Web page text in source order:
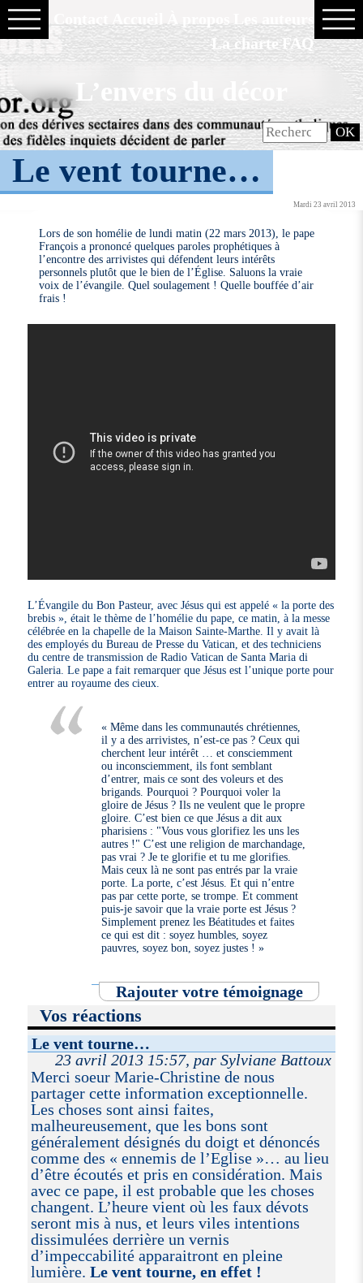
La charte FAQ
L’envers du décor
Le vent tourne…
Mardi 23 avril 2013
Lors de son homélie de lundi matin (22 mars 2013), le pape
François a prononcé quelques paroles prophétiques à
l’encontre des arrivistes qui défendent leurs intérêts
personnels plutôt que le bien de l’Église. Saluons la vraie
voix de l’évangile. Quel soulagement ! Quelle bouffée d’air
frais !
L’Évangile du Bon Pasteur, avec Jésus qui est appelé « la porte des
brebis », était le thème de l’homélie du pape, ce matin, à la messe
célébrée en la chapelle de la Maison Sainte-Marthe. Il y avait là
des employés du Bureau de Presse du Vatican, et des techniciens
du centre de transmission de Radio Vatican de Santa Maria di
Galeria. Le pape a fait remarquer que Jésus est l’unique porte pour
entrer au royaume des cieux.
« Même dans les communautés chrétiennes,
il y a des arrivistes, n’est-ce pas ? Ceux qui
cherchent leur intérêt … et consciemment
ou inconsciemment, ils font semblant
d’entrer, mais ce sont des voleurs et des
brigands. Pourquoi ? Pourquoi voler la
gloire de Jésus ? Ils ne veulent que le propre
gloire. C’est bien ce que Jésus a dit aux
pharisiens : "Vous vous glorifiez les uns les
autres !" C’est une religion de marchandage,
pas vrai ? Je te glorifie et tu me glorifies.
Mais ceux là ne sont pas entrés par la vraie
porte. La porte, c’est Jésus. Et qui n’entre
pas par cette porte, se trompe. Et comment
puis-je savoir que la vraie porte est Jésus ?
Simplement prenez les Béatitudes et faites
ce qui est dit : soyez humbles, soyez
pauvres, soyez bon, soyez justes ! »
Rajouter votre témoignage
Vos réactions
Le vent tourne…
23 avril 2013 15:57, par Sylviane Battoux
Merci soeur Marie-Christine de nous
partager cette information exceptionnelle.
Les choses sont ainsi faites,
malheureusement, que les bons sont
généralement désignés du doigt et dénoncés
comme des « ennemis de l’Eglise »… au lieu
d’être écoutés et pris en considération. Mais
avec ce pape, il est probable que les choses
changent. L’heure vient où les faux dévots
seront mis à nus, et leurs viles intentions
dissimulées derrière un vernis
d’impeccabilité apparaitront en pleine
lumière. Le vent tourne, en effet !